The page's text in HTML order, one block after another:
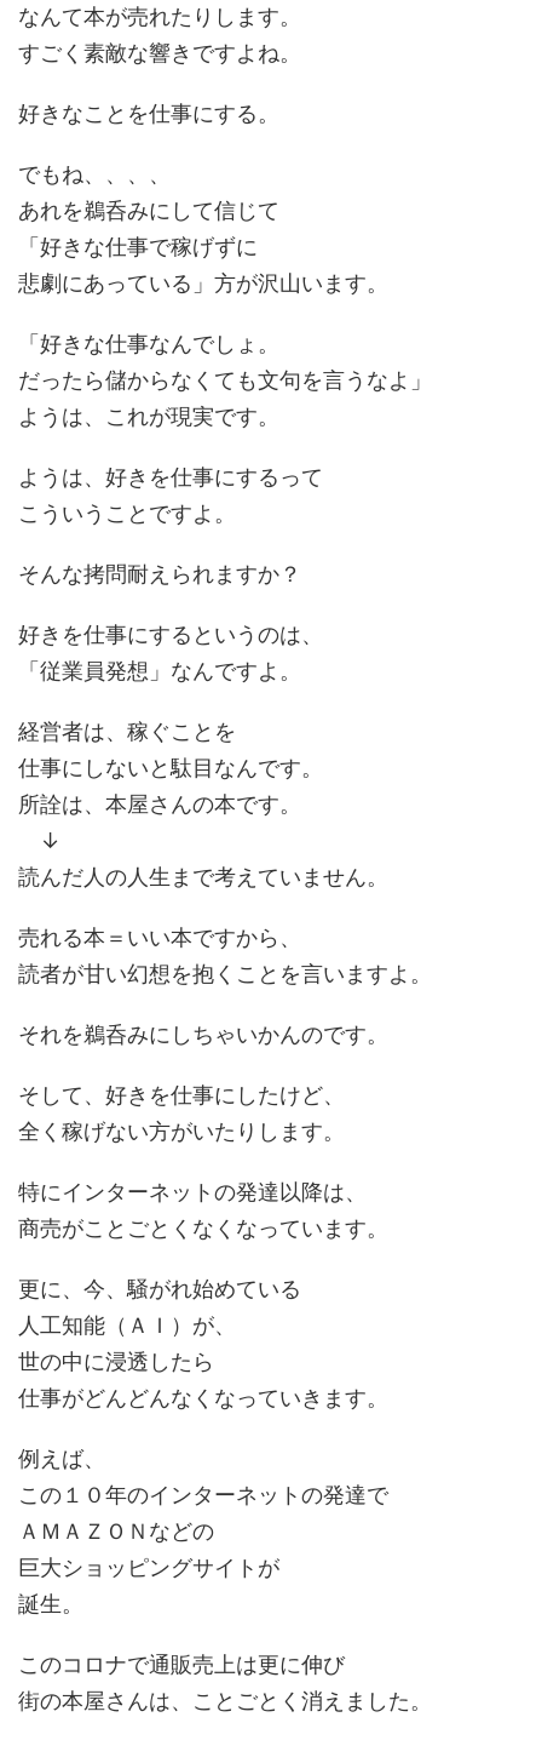
なんて本が売れたりします。
すごく素敵な響きですよね。
好きなことを仕事にする。
でもね、、、、
あれを鵜呑みにして信じて
「好きな仕事で稼げずに
悲劇にあっている」方が沢山います。
「好きな仕事なんでしょ。
だったら儲からなくても文句を言うなよ」
ようは、これが現実です。
ようは、好きを仕事にするって
こういうことですよ。
そんな拷問耐えられますか？
好きを仕事にするというのは、
「従業員発想」なんですよ。
経営者は、稼ぐことを
仕事にしないと駄目なんです。
所詮は、本屋さんの本です。
↓
読んだ人の人生まで考えていません。
売れる本＝いい本ですから、
読者が甘い幻想を抱くことを言いますよ。
それを鵜呑みにしちゃいかんのです。
そして、好きを仕事にしたけど、
全く稼げない方がいたりします。
特にインターネットの発達以降は、
商売がことごとくなくなっています。
更に、今、騒がれ始めている
人工知能（ＡＩ）が、
世の中に浸透したら
仕事がどんどんなくなっていきます。
例えば、
この１０年のインターネットの発達で
ＡＭＡＺＯＮなどの
巨大ショッピングサイトが
誕生。
このコロナで通販売上は更に伸び
街の本屋さんは、ことごとく消えました。